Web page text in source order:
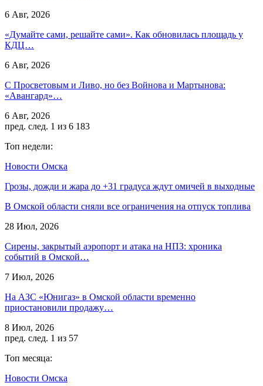
6 Авг, 2026
«Думайте сами, решайте сами». Как обновилась площадь у
КДЦ…
6 Авг, 2026
С Просветовым и Ливо, но без Войнова и Мартынова:
«Авангард»…
6 Авг, 2026
пред. след. 1 из 6 183
Топ недели:
Новости Омска
Грозы, дожди и жара до +31 градуса ждут омичей в выходные
В Омской области сняли все ограничения на отпуск топлива
28 Июл, 2026
Сирены, закрытый аэропорт и атака на НПЗ: хроника
событий в Омской…
7 Июл, 2026
На АЗС «Юнигаз» в Омской области временно
приостановили продажу…
8 Июл, 2026
пред. след. 1 из 57
Топ месяца:
Новости Омска